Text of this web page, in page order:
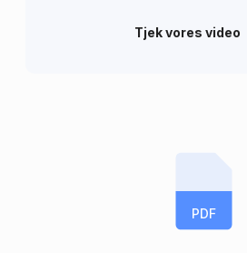
Tjek vores video
PDF